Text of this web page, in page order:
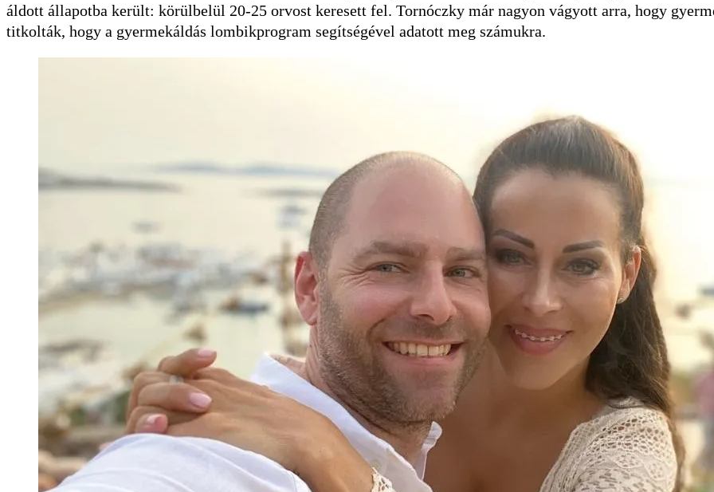
áldott állapotba került: körülbelül 20-25 orvost keresett fel. Tornóczky már nagyon vágyott arra, hogy
titkolták, hogy a gyermekáldás lombikprogram segítségével adatott meg számukra.